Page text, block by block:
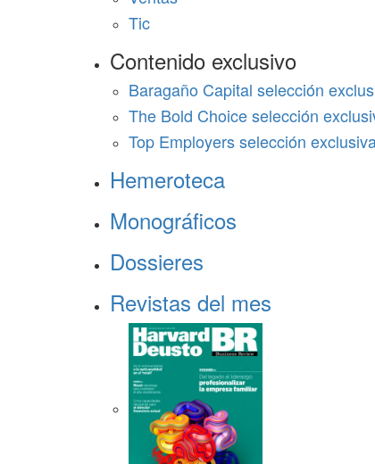
Tic
Contenido exclusivo
Baragaño Capital selección
The Bold Choice selección
Top Employers selección
Hemeroteca
Monográficos
Dossieres
Revistas del mes